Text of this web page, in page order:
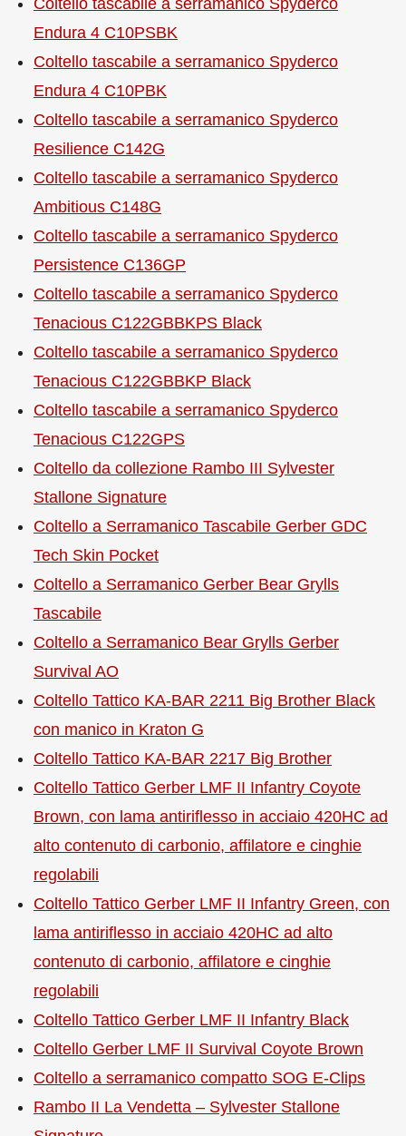
Endura 4 C10PSBK
Coltello tascabile a serramanico Spyderco
Endura 4 C10PBK
Coltello tascabile a serramanico Spyderco
Resilience C142G
Coltello tascabile a serramanico Spyderco
Ambitious C148G
Coltello tascabile a serramanico Spyderco
Persistence C136GP
Coltello tascabile a serramanico Spyderco
Tenacious C122GBBKPS Black
Coltello tascabile a serramanico Spyderco
Tenacious C122GBBKP Black
Coltello tascabile a serramanico Spyderco
Tenacious C122GPS
Coltello da collezione Rambo III Sylvester
Stallone Signature
Coltello a Serramanico Tascabile Gerber GDC
Tech Skin Pocket
Coltello a Serramanico Gerber Bear Grylls
Tascabile
Coltello a Serramanico Bear Grylls Gerber
Survival AO
Coltello Tattico KA-BAR 2211 Big Brother Black
con manico in Kraton G
Coltello Tattico KA-BAR 2217 Big Brother
Coltello Tattico Gerber LMF II Infantry Coyote
Brown, con lama antiriflesso in acciaio 420HC ad
alto contenuto di carbonio, affilatore e cinghie
regolabili
Coltello Tattico Gerber LMF II Infantry Green, con
lama antiriflesso in acciaio 420HC ad alto
contenuto di carbonio, affilatore e cinghie
regolabili
Coltello Tattico Gerber LMF II Infantry Black
Coltello Gerber LMF II Survival Coyote Brown
Coltello a serramanico compatto SOG E-Clips
Rambo II La Vendetta – Sylvester Stallone